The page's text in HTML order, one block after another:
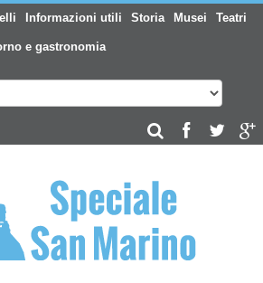
Informazioni utili Storia Musei Teatri
e gastronomia